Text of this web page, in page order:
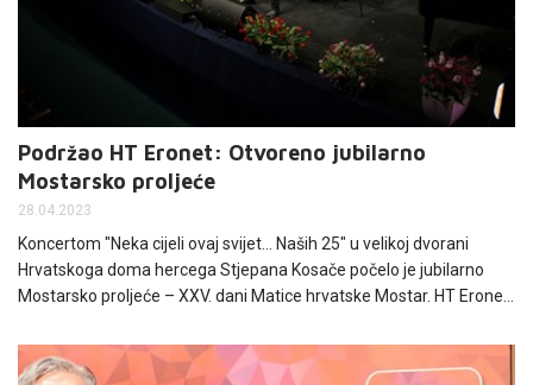
Podržao HT Eronet: Otvoreno jubilarno
Mostarsko proljeće
28.04.2023
Koncertom "Neka cijeli ovaj svijet… Naših 25" u velikoj dvorani
Hrvatskoga doma hercega Stjepana Kosače počelo je jubilarno
Mostarsko proljeće – XXV. dani Matice hrvatske Mostar. HT Eronet